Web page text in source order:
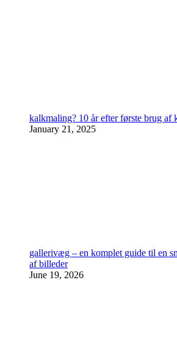
kalkmaling? 10 år efter første brug af
January 21, 2025
gallerivæg – en komplet guide til en
af billeder
June 19, 2026